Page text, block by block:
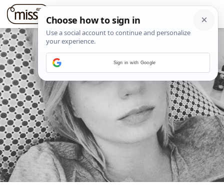
Sign in with Google